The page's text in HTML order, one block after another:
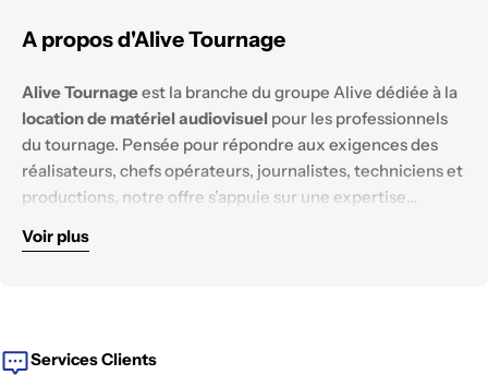
A propos d'Alive Tournage
Alive Tournageest la branche du groupe Alive dédiée à la
location de matériel audiovisuel pour les professionnels
du tournage. Pensée pour répondre aux exigences des
réalisateurs, chefs opérateurs, journalistes, techniciens et
productions, notre offre s’appuie sur une expertise
renouvelé.
Nous mettons à disposition des équipements
digital.
Voir plus
Services Clients